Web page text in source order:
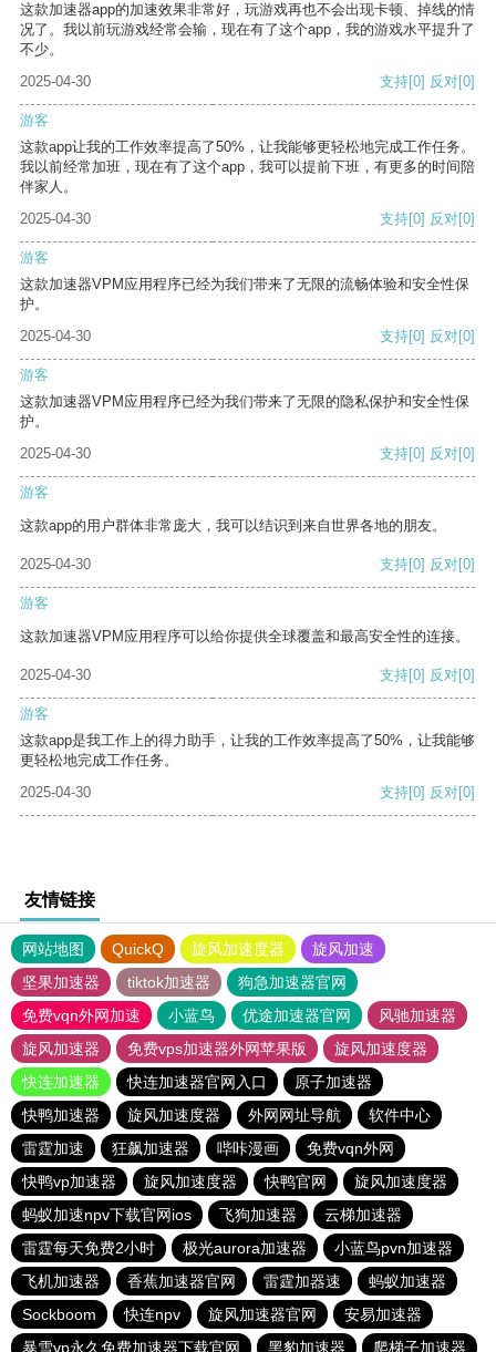
这款加速器app的加速效果非常好，玩游戏再也不会出现卡顿、掉线的情
况了。我以前玩游戏经常会输，现在有了这个app，我的游戏水平提升了
不少。
2025-04-30
支持[0] 反对[0]
游客
这款app让我的工作效率提高了50%，让我能够更轻松地完成工作任务。
我以前经常加班，现在有了这个app，我可以提前下班，有更多的时间陪
伴家人。
2025-04-30
支持[0] 反对[0]
游客
这款加速器VPM应用程序已经为我们带来了无限的流畅体验和安全性保
护。
2025-04-30
支持[0] 反对[0]
游客
这款加速器VPM应用程序已经为我们带来了无限的隐私保护和安全性保
护。
2025-04-30
支持[0] 反对[0]
游客
这款app的用户群体非常庞大，我可以结识到来自世界各地的朋友。
2025-04-30 支持[0] 反对[0]
游客
这款加速器VPM应用程序可以给你提供全球覆盖和最高安全性的连接。
2025-04-30 支持[0] 反对[0]
游客
这款app是我工作上的得力助手，让我的工作效率提高了50%，让我能够
更轻松地完成工作任务。
2025-04-30
支持[0] 反对[0]
友情链接
网站地图 QuickQ 旋风加速度器
旋风加速
坚果加速器
tiktok加速器
狗急加速器官网
免费vqn外网加速
小蓝鸟 优途加速器官网
风驰加速器
旋风加速器
免费vps加速器外网苹果版
旋风加速度器
快连加速器
快连加速器官网入口
原子加速器
快鸭加速器
旋风加速度器 外网网址导航
软件中心
雷霆加速
狂飙加速器 哔咔漫画
免费vqn外网
快鸭vp加速器
旋风加速度器 快鸭官网
旋风加速度器
蚂蚁加速npv下载官网ios
飞狗加速器
云梯加速器
雷霆每天免费2小时
极光aurora加速器
小蓝鸟pvn加速器
飞机加速器
香蕉加速器官网 雷霆加器速
蚂蚁加速器
Sockboom
快连npv 旋风加速器官网
安易加速器
暴雪vp永久免费加速器下载官网
黑豹加速器 爬梯子加速器